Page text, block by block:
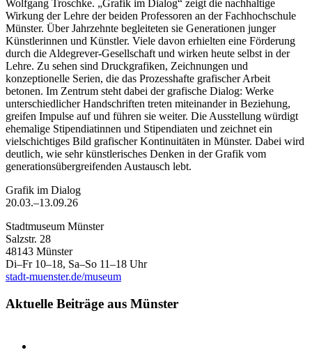
Wolfgang Troschke. „Grafik im Dialog“ zeigt die nachhaltige
Wirkung der Lehre der beiden Professoren an der Fachhochschule
Münster. Über Jahrzehnte begleiteten sie Generationen junger
Künstlerinnen und Künstler. Viele davon erhielten eine Förderung
durch die Aldegrever-Gesellschaft und wirken heute selbst in der
Lehre. Zu sehen sind Druckgrafiken, Zeichnungen und
konzeptionelle Serien, die das Prozesshafte grafischer Arbeit
betonen. Im Zentrum steht dabei der grafische Dialog: Werke
unterschiedlicher Handschriften treten miteinander in Beziehung,
greifen Impulse auf und führen sie weiter. Die Ausstellung würdigt
ehemalige Stipendiatinnen und Stipendiaten und zeichnet ein
vielschichtiges Bild grafischer Kontinuitäten in Münster. Dabei wird
deutlich, wie sehr künstlerisches Denken in der Grafik vom
generationsübergreifenden Austausch lebt.
Grafik im Dialog
20.03.–13.09.26
Stadtmuseum Münster
Salzstr. 28
48143 Münster
Di–Fr 10–18, Sa–So 11–18 Uhr
stadt-muenster.de/museum
Aktuelle Beiträge aus Münster